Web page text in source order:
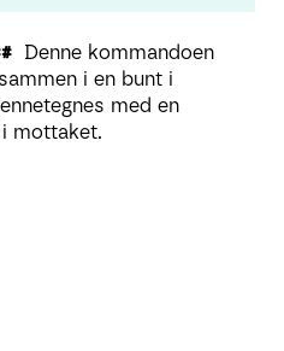
Denne kommandoen
i en bunt i
med en
mottaket.